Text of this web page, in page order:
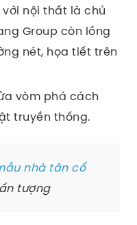
nội thất là chủ
Group còn lồng
nét, họa tiết trên
vòm phá cách
truyền thống.
nhà tân cổ
tượng